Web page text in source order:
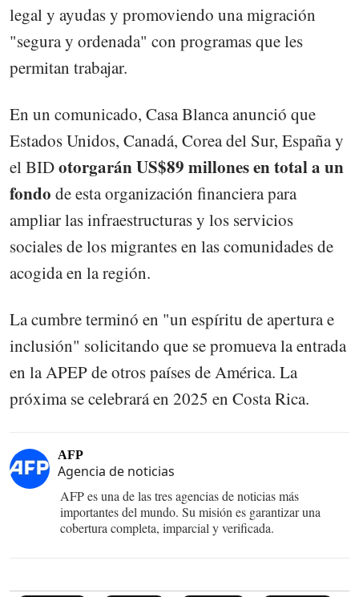
legal y ayudas y promoviendo una migración
"segura y ordenada" con programas que les
permitan trabajar.
En un comunicado, Casa Blanca anunció que
Estados Unidos, Canadá, Corea del Sur, España y
el BIDotorgarán US$89 millones en total a un
fondo de esta organización financiera para
ampliar las infraestructuras y los servicios
sociales de los migrantes en las comunidades de
acogida en la región.
La cumbre terminó en "un espíritu de apertura e
inclusión" solicitando que se promueva la entrada
en la APEP de otros países de América. La
próxima se celebrará en 2025 en Costa Rica.
AFP
Agencia de noticias
AFP es una de las tres agencias de noticias más
importantes del mundo. Su misión es garantizar una
cobertura completa, imparcial y verificada.